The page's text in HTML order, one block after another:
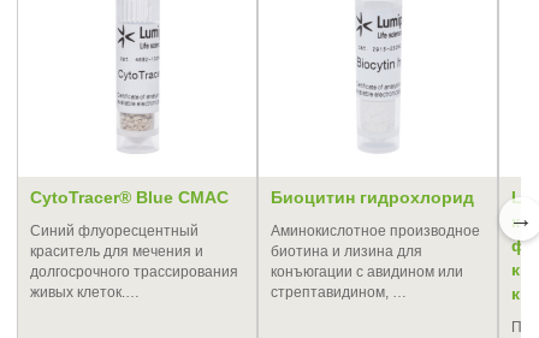
CytoTracer® Blue CMAC
Cиний флуоресцентный
краситель для мечения и
долгосрочного трассирования
живых клеток.…
Биоцитин гидрохлорид
Аминокислотное производное
биотина и лизина для
конъюгации с авидином или
стрептавидином, …
→